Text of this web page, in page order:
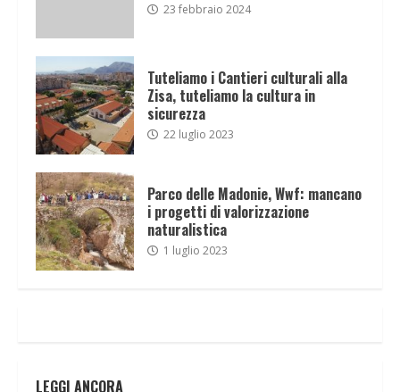
23 febbraio 2024
Tuteliamo i Cantieri culturali alla
Zisa, tuteliamo la cultura in
sicurezza
22 luglio 2023
Parco delle Madonie, Wwf: mancano
i progetti di valorizzazione
naturalistica
1 luglio 2023
LEGGI ANCORA